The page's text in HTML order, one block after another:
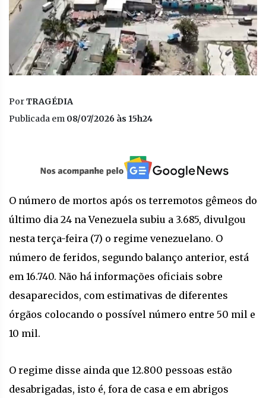
PorTRAGÉDIA
Publicada em 08/07/2026 às 15h24
O número de mortos após os terremotos gêmeos do
último dia 24 na Venezuela subiu a 3.685, divulgou
nesta terça-feira (7) o regime venezuelano. O
número de feridos, segundo balanço anterior, está
em 16.740. Não há informações oficiais sobre
desaparecidos, com estimativas de diferentes
órgãos colocando o possível número entre 50 mil e
10 mil.
O regime disse ainda que 12.800 pessoas estão
desabrigadas, isto é, fora de casa e em abrigos